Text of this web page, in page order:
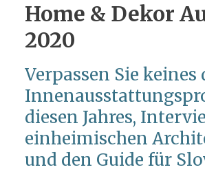
Home & Dekor
2020
Verpassen Sie keines
diesen Jahres,
einheimischen
und den Guide für